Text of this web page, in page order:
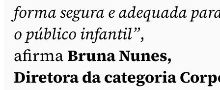
forma segura e adequada
o público infantil”,
afirma Bruna Nunes,
Diretora da categoria